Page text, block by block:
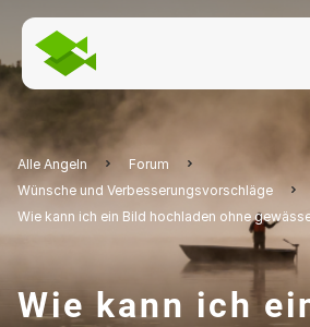
Alle Angeln
Forum
Wünsche und Verbesserungsvorschläge
Wie kann ich ein Bild hochladen ohne
Wie kann ich